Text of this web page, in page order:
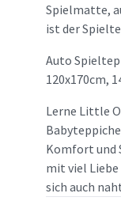
Spielmatte,
ist der
Auto
120x170cm,
Lerne Little
Komfort und
mit viel
sich auch